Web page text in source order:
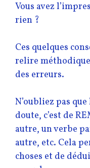
Vous avez
rien ?
Ces quelques
relire
des erreurs.
N’oubliez pas
doute, c’est de
autre, un verbe
autre, etc. Cela
choses et de